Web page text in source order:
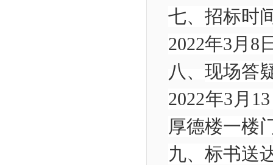
七、 招标时
2022年3月 8
八、 现场答
2022年3 月 13
厚德楼一楼
九、 标书